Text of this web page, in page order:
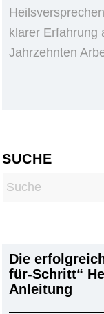
klarer Erfahrung
Jahrzehnten
SUCHE
Die
für-Schritt“
Anleitung